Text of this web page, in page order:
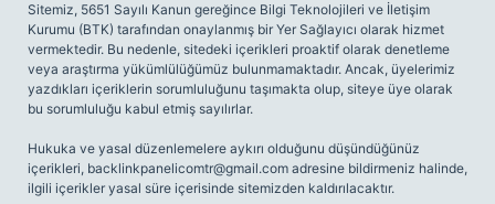
Sitemiz, 5651 Sayılı Kanun gereğince Bilgi Teknolojileri ve İletişim
Kurumu (BTK) tarafından onaylanmış bir Yer Sağlayıcı olarak hizmet
vermektedir. Bu nedenle, sitedeki içerikleri proaktif olarak denetleme
veya araştırma yükümlülüğümüz bulunmamaktadır. Ancak, üyelerimiz
yazdıkları içeriklerin sorumluluğunu taşımakta olup, siteye üye olarak
bu sorumluluğu kabul etmiş sayılırlar.
Hukuka ve yasal düzenlemelere aykırı olduğunu düşündüğünüz
içerikleri, backlinkpanelicomtr@gmail.com adresine bildirmeniz halinde,
ilgili içerikler yasal süre içerisinde sitemizden kaldırılacaktır.